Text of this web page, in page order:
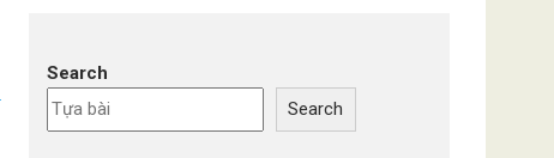
Search
Search